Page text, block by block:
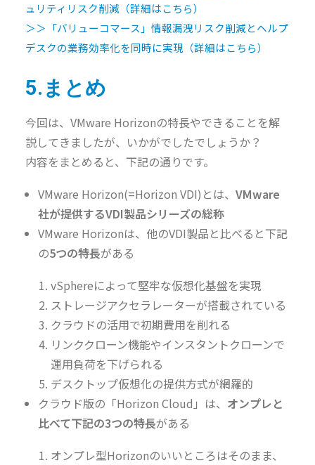
ュリティリスク削減（詳細はこちら）
＞＞「バリューコマース」情報漏洩リスク削減とヘルプ
デスクの業務効率化を同時に実現（詳細はこちら）
5.まとめ
今回は、VMware Horizonの特長やできることを解
説してきましたが、いかがでしたでしょうか？
内容をまとめると、下記の通りです。
VMware Horizon(=Horizon VDI)とは、 VMware
社が提供するVDI製品シリーズの総称
VMware Horizonは、他のVDI製品と比べると下記
の5つの特長がある
vSphereによって堅牢な仮想化基盤を実現
ストレージアクセラレーターが搭載されている
クラウドの活用で初期費用を削れる
リンククローン機能やインスタントクローンで
運用負荷を下げられる
デスクトップ仮想化の提供方式が網羅的
クラウド版の「Horizon Cloud」は、 オンプレと
比べて下記の3つの特長がある
オンプレ型Horizonのいいところはそのまま、